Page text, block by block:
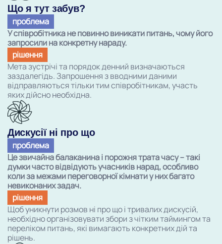
Що я тут забув?
проблема
У співробітника не повинно виникати питань, чому його
запросили на конкретну нараду.
рішення
Мета зустрічі та порядок денний визначаються
заздалегідь. Запрошення з вводними даними
відправляються тільки тим співробітникам, участь
яких дійсно необхідна.
Дискусії ні про що
проблема
Це звичайна балаканина і порожня трата часу – такі
думки часто відвідують учасників нарад, особливо
коли за межами переговорної кімнати у них багато
невиконаних задач.
рішення
Щоб уникнути розмов ні про що і тривалих дискусій,
необхідно організовувати збори з чітким таймингом та
переліком питань, які вимагають конкретних дій та
рішень.